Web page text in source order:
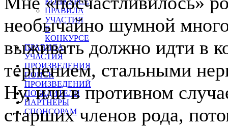
ПРАВИЛА
УЧАСТИЯ
В
КОНКУРСЕ
ПРАВИЛА
УЧАСТИЯ
ПРОИЗВЕДЕНИЯ
ПОИСК
ПРОИЗВЕДЕНИЙ
ПОБЕДИТЕЛИ
ПАРТНЕРЫ
СПОНСОРАМ
необычайно шумной
выживать должно идти в
терпением, стальными
Ну, или в противном
старших членов рода,